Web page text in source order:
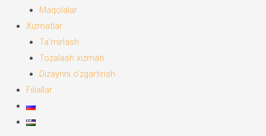
Maqolalar
Xizmatlar
Ta’mirlash
Tozalash xizmati
Dizaynni o’zgartirish
Filiallar